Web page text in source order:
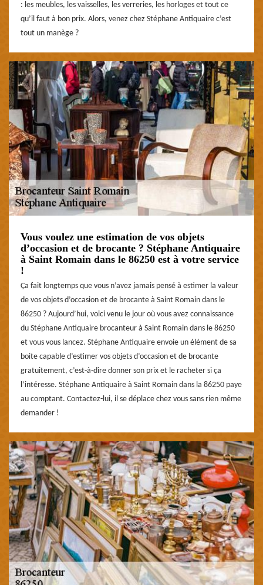
: les meubles, les vaisselles, les verreries, les horloges et tout ce
qu’il faut à bon prix. Alors, venez chez Stéphane Antiquaire c’est
tout un manège ?
Vous voulez une estimation de vos objets
d’occasion et de brocante ? Stéphane Antiquaire
à Saint Romain dans le 86250 est à votre service
!
Ça fait longtemps que vous n’avez jamais pensé à estimer la valeur
de vos objets d’occasion et de brocante à Saint Romain dans le
86250 ? Aujourd’hui, voici venu le jour où vous avez connaissance
du Stéphane Antiquaire brocanteur à Saint Romain dans le 86250
et vous vous lancez. Stéphane Antiquaire envoie un élément de sa
boite capable d’estimer vos objets d’occasion et de brocante
gratuitement, c’est-à-dire donner son prix et le racheter si ça
l’intéresse. Stéphane Antiquaire à Saint Romain dans la 86250 paye
au comptant. Contactez-lui, il se déplace chez vous sans rien même
demander !